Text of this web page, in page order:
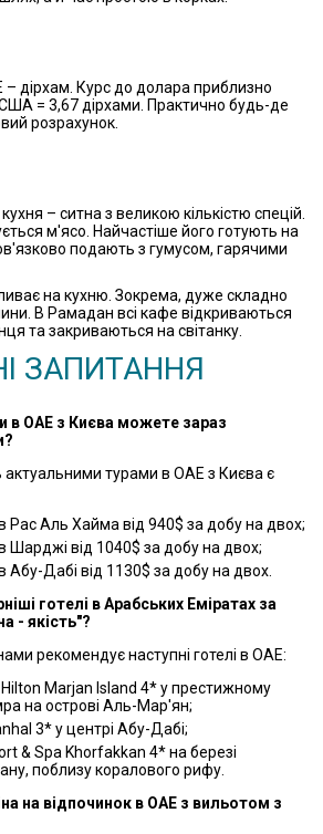
дірхам. Курс до долара приблизно
= 3,67 дірхами. Практично будь-де
розрахунок.
– ситна з великою кількістю спецій.
м'ясо. Найчастіше його готують на
подають з гумусом, гарячими
на кухню. Зокрема, дуже складно
В Рамадан всі кафе відкриваються
та закриваються на світанку.
ЗАПИТАННЯ
в ОАЕ з Києва можете зараз
актуальними турами в ОАЕ з Києва є
Аль Хайма від 940$ за добу на двох;
від 1040$ за добу на двох;
Дабі від 1130$ за добу на двох.
готелі в Арабських Еміратах за
- якість"?
рекомендує наступні готелі в ОАЕ:
Marjan Island 4* у престижному
на острові Аль-Мар'ян;
3* у центрі Абу-Дабі;
& Spa Khorfakkan 4* на березі
поблизу коралового рифу.
на відпочинок в ОАЕ з вильотом з